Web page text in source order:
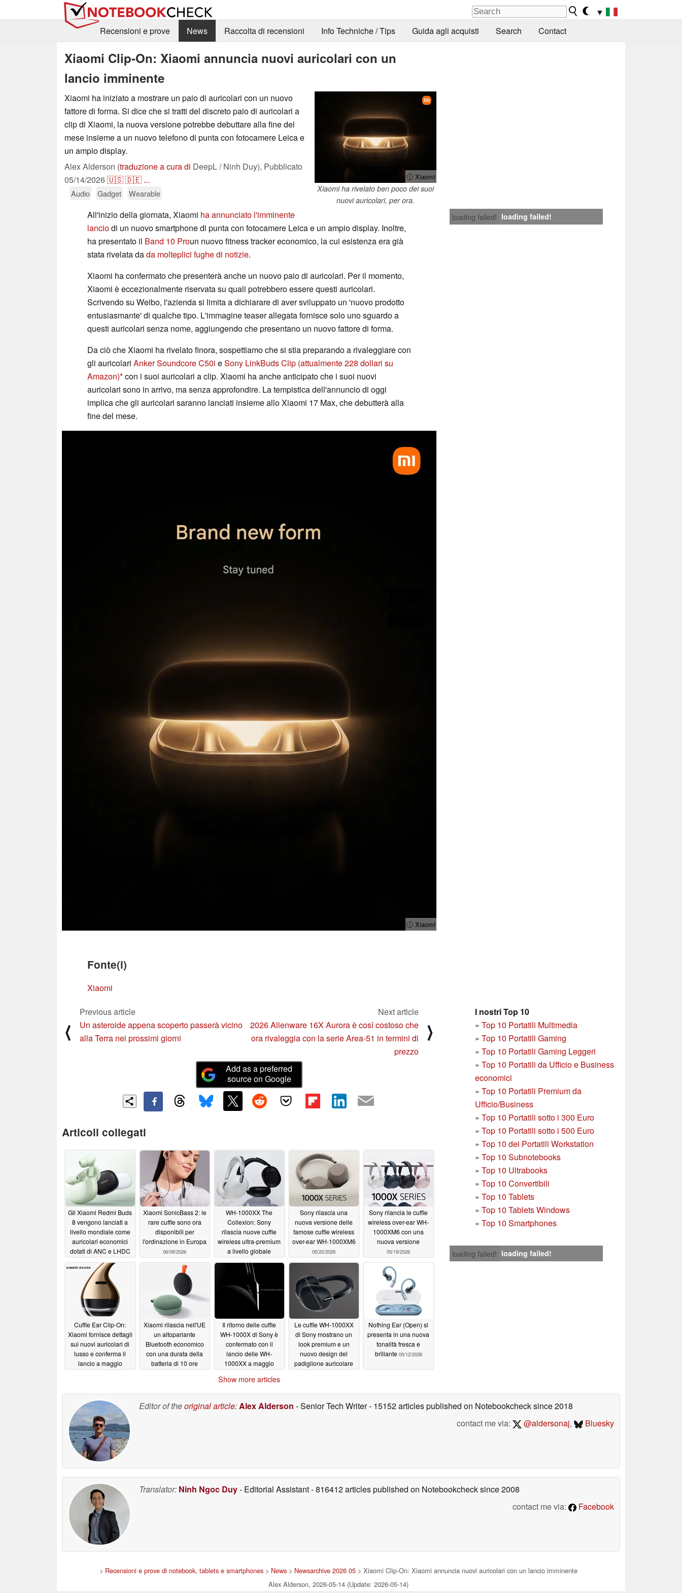
▼
Recensioni e prove
News Raccolta di recensioni Info Techniche / Tips Guida agli acquisti Search Contact
Xiaomi Clip-On: Xiaomi annuncia nuovi auricolari con un
lancio imminente
ⓘ Xiaomi
Xiaomi ha rivelato ben poco dei suoi
nuovi auricolari, per ora.
Xiaomi ha iniziato a mostrare un paio di auricolari con un nuovo
fattore di forma. Si dice che si tratti del discreto paio di auricolari a
clip di Xiaomi, la nuova versione potrebbe debuttare alla fine del
mese insieme a un nuovo telefono di punta con fotocamere Leica e
un ampio display.
Alex Alderson (traduzione a cura di DeepL / Ninh Duy), Pubblicato
05/14/2026🇺🇸🇩🇪 ...
Audio Gadget Wearable
loading failed! loading failed!
All'inizio della giornata, Xiaomi ha annunciato l'imminente
lanciodi un nuovo smartphone di punta con fotocamere Leica e un ampio display. Inoltre,
ha presentato il Band 10 Proun nuovo fitness tracker economico, la cui esistenza era già
stata rivelata dada molteplici fughe di notizie.
Xiaomi ha confermato che presenterà anche un nuovo paio di auricolari. Per il momento,
Xiaomi è eccezionalmente riservata su quali potrebbero essere questi auricolari.
Scrivendo su Weibo, l'azienda si limita a dichiarare di aver sviluppato un 'nuovo prodotto
entusiasmante' di qualche tipo. L'immagine teaser allegata fornisce solo uno sguardo a
questi auricolari senza nome, aggiungendo che presentano un nuovo fattore di forma.
Da ciò che Xiaomi ha rivelato finora, sospettiamo che si stia preparando a rivaleggiare con
gli auricolari Anker Soundcore C50i eSony LinkBuds Clip (attualmente 228 dollari su
Amazon) con i suoi auricolari a clip. Xiaomi ha anche anticipato che i suoi nuovi
auricolari sono in arrivo, ma senza approfondire. La tempistica dell'annuncio di oggi
implica che gli auricolari saranno lanciati insieme allo Xiaomi 17 Max, che debutterà alla
fine del mese.
ⓘ Xiaomi
Fonte(i)
Xiaomi
I nostri Top 10
» Top 10 Portatili Multimedia
» Top 10 Portatili Gaming
» Top 10 Portatili Gaming Leggeri
» Top 10 Portatili da Ufficio e Business
economici
» Top 10 Portatili Premium da
Ufficio/Business
» Top 10 Portatili sotto i 300 Euro
» Top 10 Portatili sotto i 500 Euro
» Top 10 dei Portatili Workstation
» Top 10 Subnotebooks
» Top 10 Ultrabooks
» Top 10 Convertibili
» Top 10 Tablets
» Top 10 Tablets Windows
» Top 10 Smartphones
loading failed! loading failed!
⟨
Previous article
Un asteroide appena scoperto passerà vicino
alla Terra nei prossimi giorni
Next article
2026 Alienware 16X Aurora è così costoso che
ora rivaleggia con la serie Area-51 in termini di
prezzo
⟩
Add as a preferred
source on Google
Articoli collegati
Gli Xiaomi Redmi Buds
8 vengono lanciati a
livello mondiale come
auricolari economici
dotati di ANC e LHDC
06/21/2026
Xiaomi SonicBass 2: le
rare cuffie sono ora
disponibili per
l'ordinazione in Europa
06/09/2026
WH-1000XX The
Collexion: Sony
rilascia nuove cuffie
wireless ultra-premium
a livello globale
05/20/2026
Sony rilascia una
nuova versione delle
famose cuffie wireless
over-ear WH-1000XM6
05/20/2026
Sony rilancia le cuffie
wireless over-ear WH-
1000XM6 con una
nuova versione
05/19/2026
Cuffie Ear Clip-On:
Xiaomi fornisce dettagli
sui nuovi auricolari di
lusso e conferma il
lancio a maggio
Xiaomi rilascia nell'UE
un altoparlante
Bluetooth economico
con una durata della
batteria di 10 ore
Il ritorno delle cuffie
WH-1000X di Sony è
confermato con il
lancio delle WH-
1000XX a maggio
Le cuffie WH-1000XX
di Sony mostrano un
look premium e un
nuovo design del
padiglione auricolare
Nothing Ear (Open) si
presenta in una nuova
tonalità fresca e
brillante 05/12/2026
Show more articles
Editor of theoriginal article:Alex Alderson - Senior Tech Writer- 15152 articles published on Notebookchecksince 2018
contact me via:
@aldersonaj, Bluesky
Translator: Ninh Ngoc Duy- Editorial Assistant- 816412 articles published on Notebookchecksince 2008
contact me via:
Facebook
> Recensioni e prove di notebook, tablets e smartphones > News > Newsarchive 2026 05 > Xiaomi Clip-On: Xiaomi annuncia nuovi auricolari con un lancio imminente
Alex Alderson, 2026-05-14 (Update: 2026-05-14)